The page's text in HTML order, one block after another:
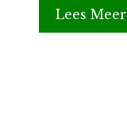
Lees Meer